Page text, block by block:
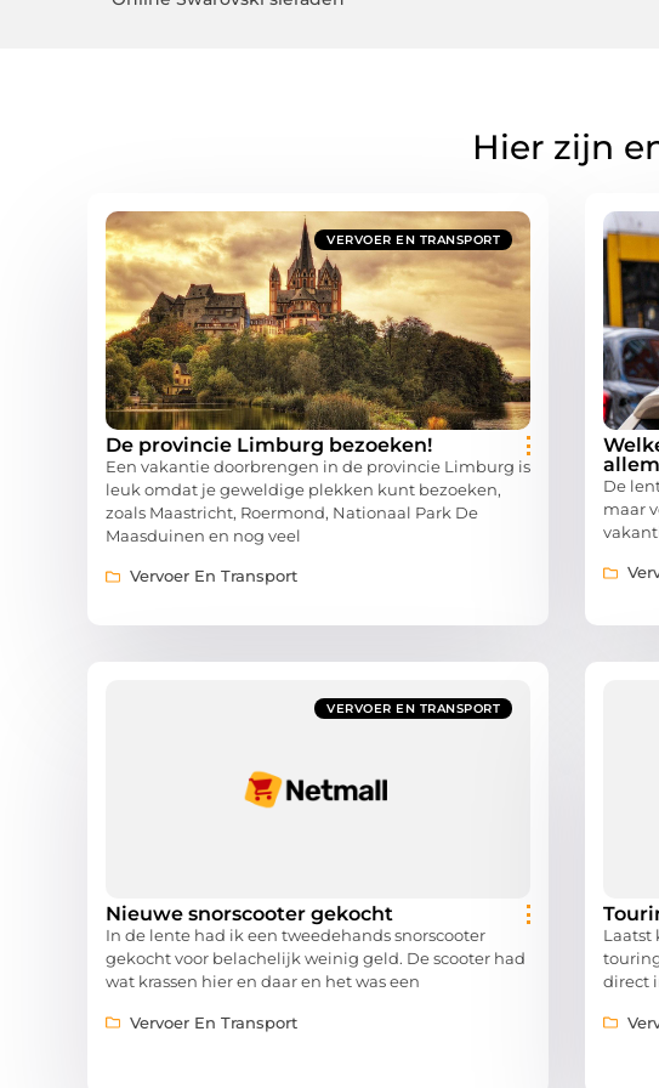
Hier zijn
VERVOER EN TRANSPORT
De provincie Limburg bezoeken!
Een vakantie doorbrengen in de provincie Limburg is
leuk omdat je geweldige plekken kunt bezoeken,
zoals Maastricht, Roermond, Nationaal Park De
Maasduinen en nog veel
Vervoer En Transport
De
maar
VERVOER EN TRANSPORT
Nieuwe snorscooter gekocht
In de lente had ik een tweedehands snorscooter
gekocht voor belachelijk weinig geld. De scooter had
wat krassen hier en daar en het was een
Vervoer En Transport
Laatst
direct